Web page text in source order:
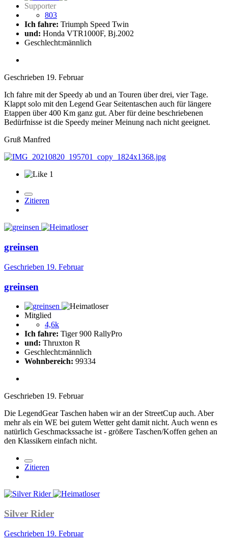
Supporter
803
Ich fahre: Triumph Speed Twin
und: Honda VTR1000F, Bj.2002
Geschlecht:männlich
Geschrieben 19. Februar
Ich fahre mit der Speedy ab und an Touren über drei, vier Tage.
Klappt solo mit den Legend Gear Seitentaschen auch für längere
Etappen über 400 Km ganz gut. Aber für deine beschriebenen
Bedürfnisse ist die Speedy meiner Meinung nach nicht geeignet.
Gruß Manfred
1
Zitieren
greinsen
Geschrieben 19. Februar
greinsen
Mitglied
4,6k
Ich fahre: Tiger 900 RallyPro
und: Thruxton R
Geschlecht:männlich
Wohnbereich: 99334
Geschrieben 19. Februar
Die LegendGear Taschen haben wir an der StreetCup auch. Aber
mehr als ein WE bei gutem Wetter geht damit nicht. Auch wenn es
natürlich Geschmackssache ist - größere Taschen/Koffen gehen an
den Klassikern einfach nicht.
Zitieren
Silver Rider
Geschrieben 19. Februar